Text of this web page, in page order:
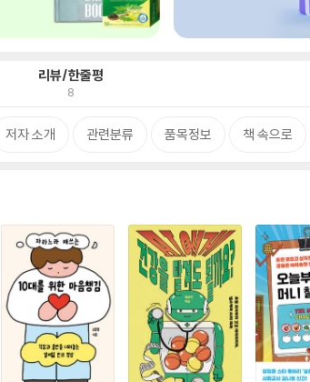
리뷰/한줄평
8
저자 소개 관련분류 품목정보 책 속으로